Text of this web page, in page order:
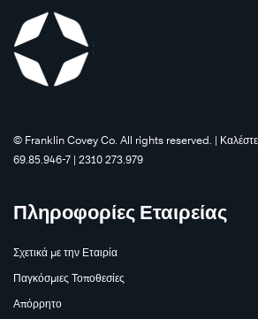
©️ Franklin Covey Co. All rights reserved. |
69.85.946-7 | 2310 273.979
Πληροφορίες Εταιρείας
Σχετικά με την Εταιρία
Παγκόσμιες Τοποθεσίες
Απόρρητο